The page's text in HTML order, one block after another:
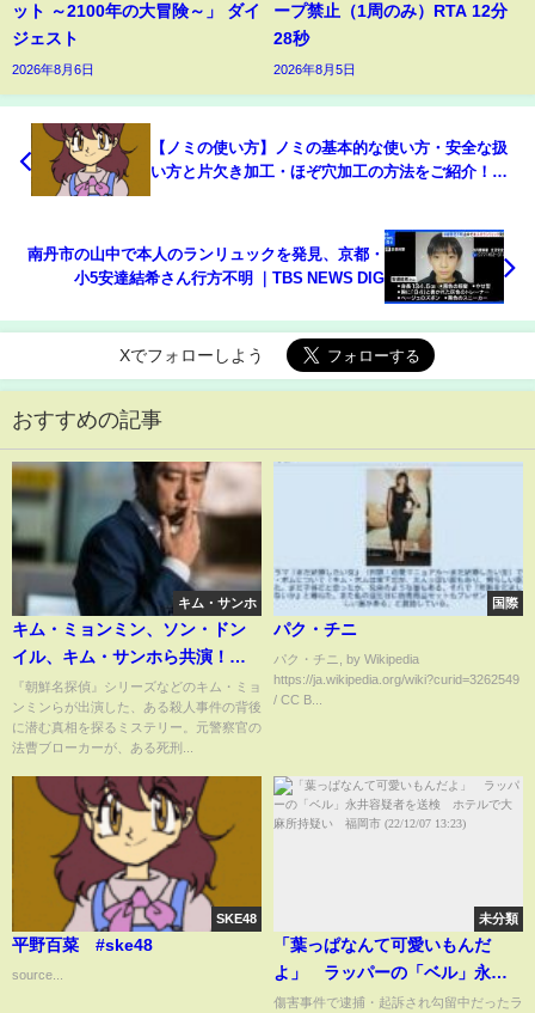
ット ～2100年の大冒険～」 ダイ
ジェスト
2026年8月6日
ープ禁止（1周のみ）RTA 12分
28秒
2026年8月5日
【ノミの使い方】ノミの基本的な使い方・安全な扱
い方と片欠き加工・ほぞ穴加工の方法をご紹介！
南丹市の山中で本人のランリュックを発見、京都・
小5安達結希さん行方不明 ｜TBS NEWS DIG
Xでフォローしよう
おすすめの記事
キム・サンホ
キム・ミョンミン、ソン・ドン
イル、キム・サンホら共演！映
画『特別捜査 ある死刑囚の慟
哭』予告編
『朝鮮名探偵』シリーズなどのキム・ミョ
ンミンらが出演した、ある殺人事件の背後
に潜む真相を探るミステリー。元警察官の
法曹ブローカーが、ある死刑...
国際
パク・チニ
パク・チニ, by Wikipedia
https://ja.wikipedia.org/wiki?curid=3262549
/ CC B...
SKE48
平野百菜 #ske48
source...
未分類
「葉っぱなんて可愛いもんだ
よ」 ラッパーの「ベル」永井
容疑者を送検 ホテルで大麻所
傷害事件で逮捕・起訴され勾留中だったラ